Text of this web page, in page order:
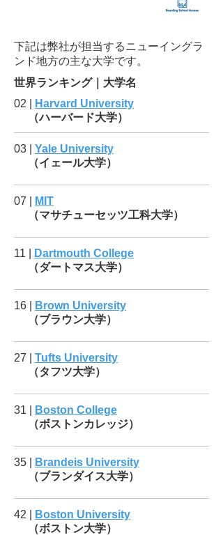
下記は弊社が担当するニューイングラ
ンド地方の主な大学です。
世界ランキング｜大学名
02 |
Harvard University
（ハーバード大学）
03 | Yale University
（イェール大学）
07 |
MIT
（マサチューセッツ工科大学）
11 |
Dartmouth College
（ダートマス大学）
16 |
Brown University
（ブラウン大学）
27 | Tufts University
（タフツ大学）
31 |
Boston College
（ボストンカレッジ）
35 |
Brandeis University
（ブランダイス大学）
42 |
Boston University
（ボストン大学）